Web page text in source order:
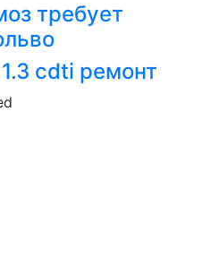
требует
cdti ремонт